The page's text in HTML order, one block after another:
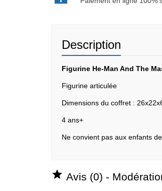
Description
Figurine He-Man And The
Figurine articulée
Dimensions du coffret :
4 ans+
Ne convient pas aux enfants
 Avis (0) -